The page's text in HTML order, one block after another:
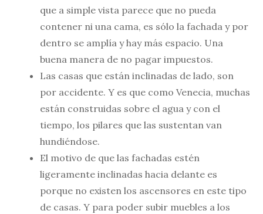
que a simple vista parece que no pueda
contener ni una cama, es sólo la fachada y por
dentro se amplía y hay más espacio. Una
buena manera de no pagar impuestos.
Las casas que están inclinadas de lado, son
por accidente. Y es que como Venecia, muchas
están construidas sobre el agua y con el
tiempo, los pilares que las sustentan van
hundiéndose.
El motivo de que las fachadas estén
ligeramente inclinadas hacia delante es
porque no existen los ascensores en este tipo
de casas. Y para poder subir muebles a los